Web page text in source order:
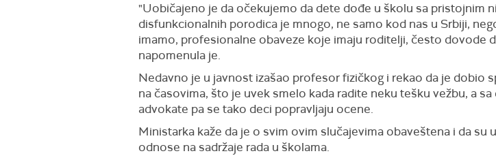
"Uobičajeno je da očekujemo da dete dođe u školu sa pristojnim
disfunkcionalnih porodica je mnogo, ne samo kod nas u Srbiji,
imamo, profesionalne obaveze koje imaju roditelji, često dovode
napomenula je.
Nedavno je u javnost izašao profesor fizičkog i rekao da je dobio
na časovima, što je uvek smelo kada radite neku tešku vežbu, a sa
advokate pa se tako deci popravljaju ocene.
Ministarka kaže da je o svim ovim slučajevima obaveštena i da su
odnose na sadržaje rada u školama.